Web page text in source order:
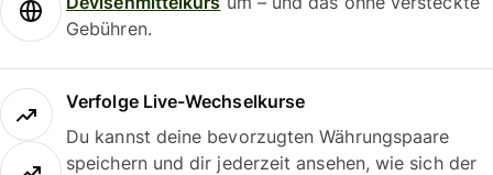
Gebühren.
Verfolge Live-Wechselkurse
Du kannst deine bevorzugten Währungspaare
speichern und dir jederzeit ansehen, wie sich der